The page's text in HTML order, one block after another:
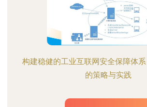
构建稳健的工业互联网安全保障体
的策略与实践